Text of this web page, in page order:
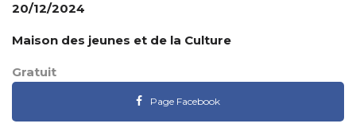
20/12/2024
Maison des jeunes et de la Culture
Gratuit
Page Facebook